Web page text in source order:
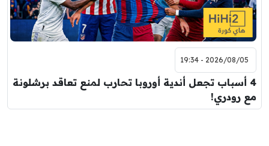
2026/08/05 - 19:34
4 أسباب تجعل أندية أوروبا تحارب لمنع تعاقد برشلونة
مع رودري!